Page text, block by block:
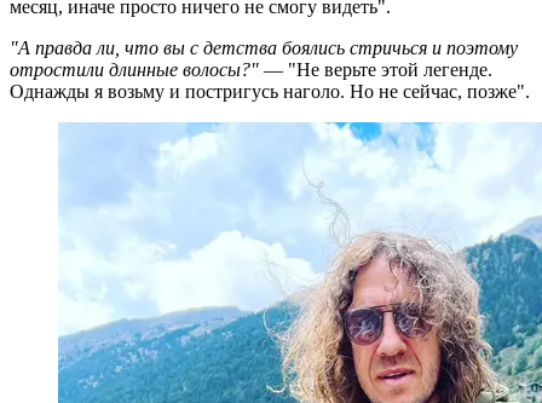
месяц, иначе просто ничего не смогу видеть".
"А правда ли, что вы с детства боялись стричься и поэтому
отростили длинные волосы?" — "Не верьте этой легенде.
Однажды я возьму и постригусь наголо. Но не сейчас, позже".